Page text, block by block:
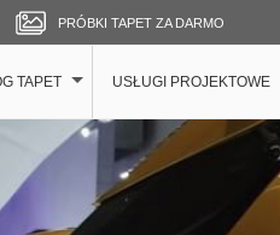
PRÓBKI TAPET ZA DARMO
TAPET USŁUGI PROJEKTOWE